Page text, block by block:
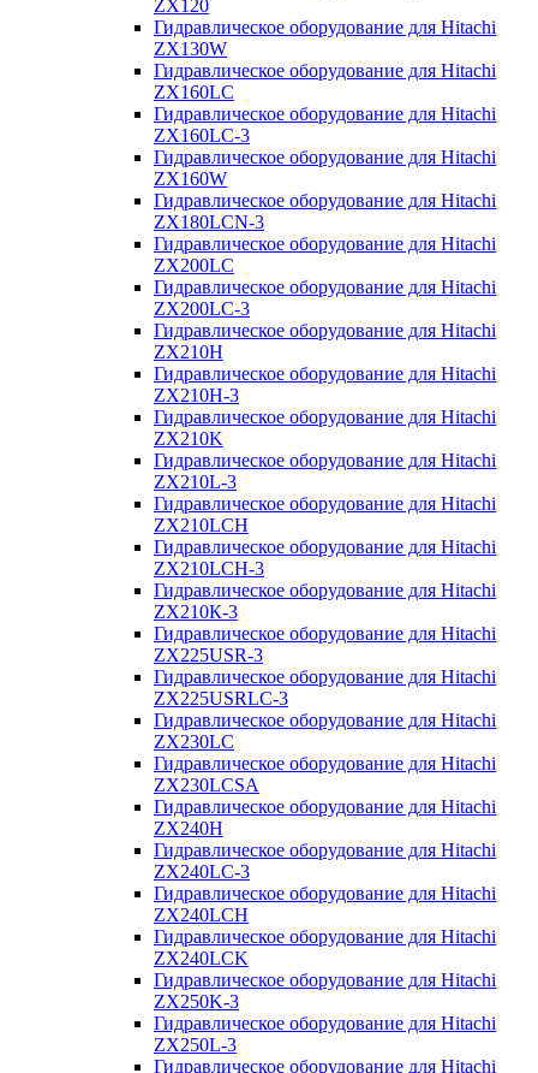
ZX120
Гидравлическое оборудование для Hitachi
ZX130W
Гидравлическое оборудование для Hitachi
ZX160LC
Гидравлическое оборудование для Hitachi
ZX160LC-3
Гидравлическое оборудование для Hitachi
ZX160W
Гидравлическое оборудование для Hitachi
ZX180LCN-3
Гидравлическое оборудование для Hitachi
ZX200LC
Гидравлическое оборудование для Hitachi
ZX200LC-3
Гидравлическое оборудование для Hitachi
ZX210H
Гидравлическое оборудование для Hitachi
ZX210H-3
Гидравлическое оборудование для Hitachi
ZX210K
Гидравлическое оборудование для Hitachi
ZX210L-3
Гидравлическое оборудование для Hitachi
ZX210LCH
Гидравлическое оборудование для Hitachi
ZX210LCH-3
Гидравлическое оборудование для Hitachi
ZX210К-3
Гидравлическое оборудование для Hitachi
ZX225USR-3
Гидравлическое оборудование для Hitachi
ZX225USRLC-3
Гидравлическое оборудование для Hitachi
ZX230LC
Гидравлическое оборудование для Hitachi
ZX230LCSA
Гидравлическое оборудование для Hitachi
ZX240H
Гидравлическое оборудование для Hitachi
ZX240LC-3
Гидравлическое оборудование для Hitachi
ZX240LCH
Гидравлическое оборудование для Hitachi
ZX240LCK
Гидравлическое оборудование для Hitachi
ZX250K-3
Гидравлическое оборудование для Hitachi
ZX250L-3
Гидравлическое оборудование для Hitachi